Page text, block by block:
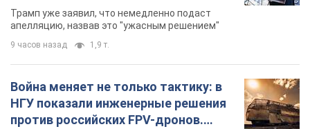
бального зала стоимостью 400 млн
долларов
Трамп уже заявил, что немедленно подаст
апелляцию, назвав это "ужасным решением"
9 часов назад 1,9 т.
Война меняет не только тактику: в
НГУ показали инженерные решения
против российских FPV-дронов.